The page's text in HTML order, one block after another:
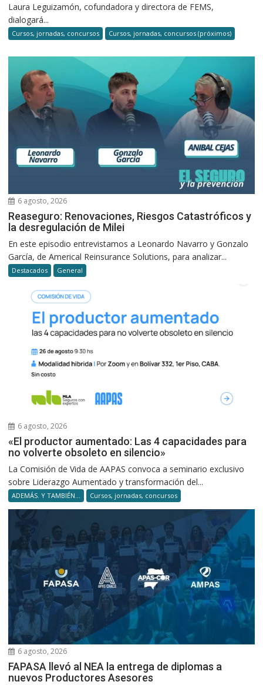
Laura Leguizamón, cofundadora y directora de FEMS,
dialogará...
Cursos, jornadas, concursos Cursos, jornadas, concursos (próximos)
6 agosto, 2026
Reaseguro: Renovaciones, Riesgos Catastróficos y
la desregulación de Milei
En este episodio entrevistamos a Leonardo Navarro y Gonzalo
García, de Americal Reinsurance Solutions, para analizar...
Destacados General
6 agosto, 2026
«El productor aumentado: Las 4 capacidades para
no volverte obsoleto en silencio»
La Comisión de Vida de AAPAS convoca a seminario exclusivo
sobre Liderazgo Aumentado y transformación del...
ADEMÁS. Y TAMBIÉN... Cursos, jornadas, concursos
6 agosto, 2026
FAPASA llevó al NEA la entrega de diplomas a
nuevos Productores Asesores